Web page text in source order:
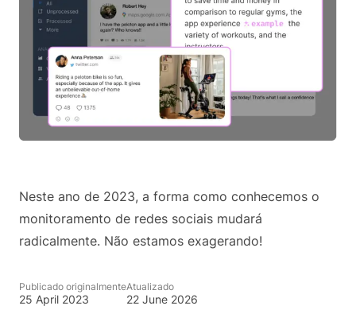
Neste ano de 2023, a forma como conhecemos o
monitoramento de redes sociais mudará
radicalmente. Não estamos exagerando!
Publicado originalmente
25 April 2023
Atualizado
22 June 2026